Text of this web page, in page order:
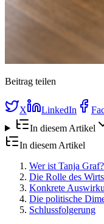
Beitrag teilen
X LinkedIn
In diesem Artikel
In diesem Artikel
Wer ist Tanja Graf?
Die Rolle des
Konkrete
Die politische
Schlussfolgerung